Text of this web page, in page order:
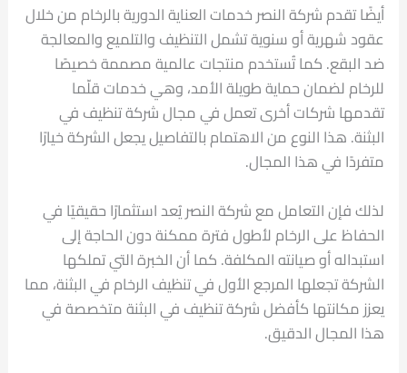
أيضًا تقدم شركة النصر خدمات العناية الدورية بالرخام من خلال
عقود شهرية أو سنوية تشمل التنظيف والتلميع والمعالجة
ضد البقع. كما تُستخدم منتجات عالمية مصممة خصيصًا
للرخام لضمان حماية طويلة الأمد، وهي خدمات قلّما
تقدمها شركات أخرى تعمل في مجال شركة تنظيف في
البثنة. هذا النوع من الاهتمام بالتفاصيل يجعل الشركة خيارًا
متفردًا في هذا المجال.
لذلك فإن التعامل مع شركة النصر يُعد استثمارًا حقيقيًا في
الحفاظ على الرخام لأطول فترة ممكنة دون الحاجة إلى
استبداله أو صيانته المكلفة. كما أن الخبرة التي تملكها
الشركة تجعلها المرجع الأول في تنظيف الرخام في البثنة، مما
يعزز مكانتها كأفضل شركة تنظيف في البثنة متخصصة في
هذا المجال الدقيق.